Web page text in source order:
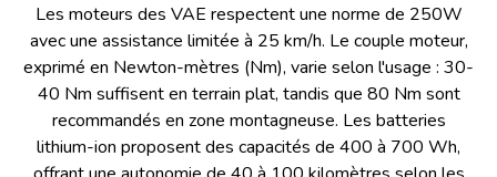
Les moteurs des VAE respectent une norme de 250W
avec une assistance limitée à 25 km/h. Le couple moteur,
exprimé en Newton-mètres (Nm), varie selon l'usage : 30-
40 Nm suffisent en terrain plat, tandis que 80 Nm sont
recommandés en zone montagneuse. Les batteries
lithium-ion proposent des capacités de 400 à 700 Wh,